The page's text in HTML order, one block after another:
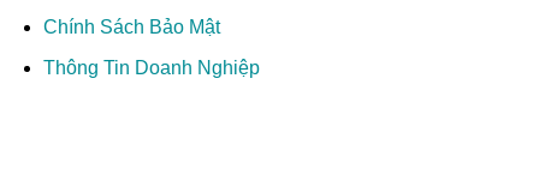
Chính Sách Bảo Mật
Thông Tin Doanh Nghiệp